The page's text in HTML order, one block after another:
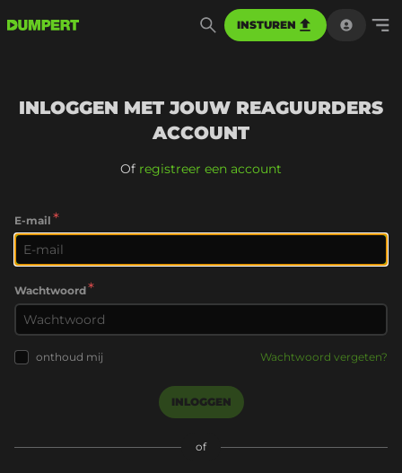
INSTUREN
INLOGGEN MET JOUW REAGUURDERS
ACCOUNT
Of registreer een account
E-mail *
Wachtwoord*
onthoud mij Wachtwoord vergeten?
INLOGGEN
of